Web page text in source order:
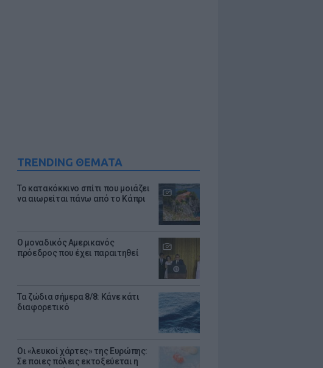
TRENDING ΘΕΜΑΤΑ
Το κατακόκκινο σπίτι που μοιάζει
να αιωρείται πάνω από το Κάπρι
Ο μοναδικός Αμερικανός
πρόεδρος που έχει παραιτηθεί
Τα ζώδια σήμερα 8/8: Κάνε κάτι
διαφορετικό
Οι «λευκοί χάρτες» της Ευρώπης:
Σε ποιες πόλεις εκτοξεύεται η